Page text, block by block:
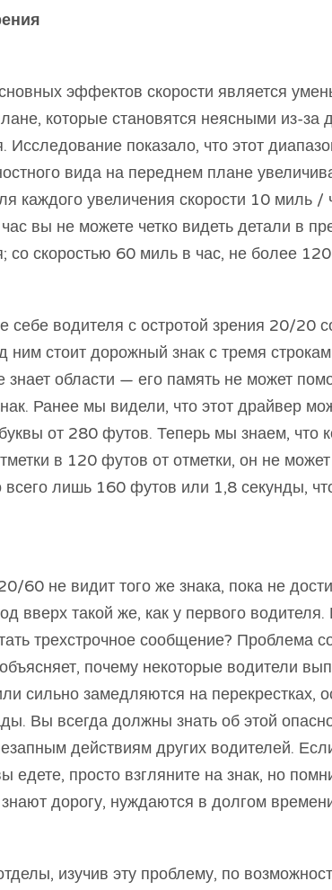
эффектов скорости является
которые становятся неясными из-за
Исследование показало, что этот
вида на переднем плане
каждого увеличения скорости 10 миль /
вы не можете четко видеть детали в
со скоростью 60 миль в час, не более
себе водителя с остротой зрения 20/20
ним стоит дорожный знак с тремя
знает области — его память не может
Ранее мы видели, что этот драйвер
от 280 футов. Теперь мы знаем, что
в 120 футов от отметки, он не
всего лишь 160 футов или 1,8 секунды,
60 не видит того же знака, пока не
вверх такой же, как у первого водителя.
трехстрочное сообщение? Проблема
почему некоторые водители
сильно замедляются на перекрестках,
Вы всегда должны знать об этой
действиям других водителей.
едете, просто взгляните на знак, но
дорогу, нуждаются в долгом
изучив эту проблему, по